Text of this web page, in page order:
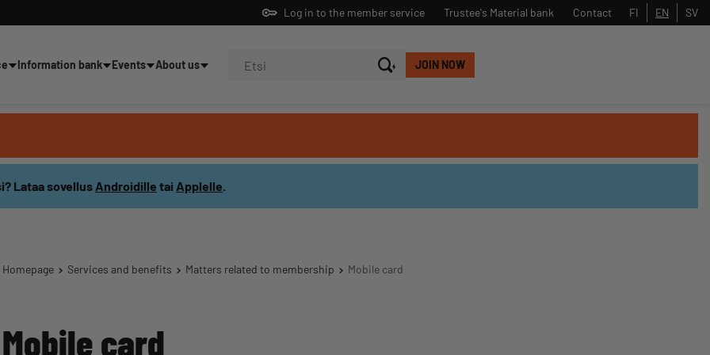
Log in to the member service Contact
Trustee's Material bank FI EN SV
JOIN NOW
Information bank Events About us
Lataa sovellus Androidille tai Applelle.
Homepage Services and benefits Matters related to membership Mobile card
Mobile card